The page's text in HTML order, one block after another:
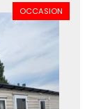
OCCASION